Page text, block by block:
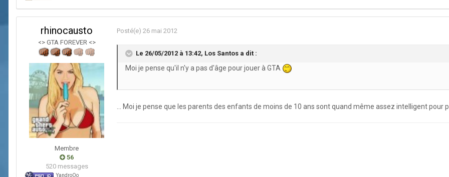
rhinocausto
<> GTA FOREVER <>
Membre
56
520 messages
YandroOo
Posté(e) 26 mai 2012
Le 26/05/2012 à 13:42, Los Santos a dit :
Moi je pense qu'il n'y a pas d'âge pour jouer à GTA
... Moi je pense que les parents des enfants de moins de 10 ans sont quand même assez intelligent pour